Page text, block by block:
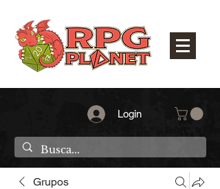
Login
Grupos